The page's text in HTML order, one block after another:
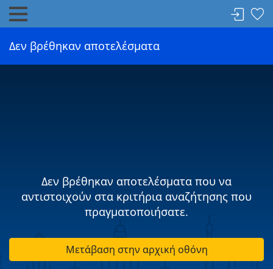
Δεν βρέθηκαν αποτελέσματα
Δεν βρέθηκαν αποτελέσματα που να
αντιστοιχούν στα κριτήρια αναζήτησης που
πραγματοποιήσατε.
Μετάβαση στην αρχική οθόνη